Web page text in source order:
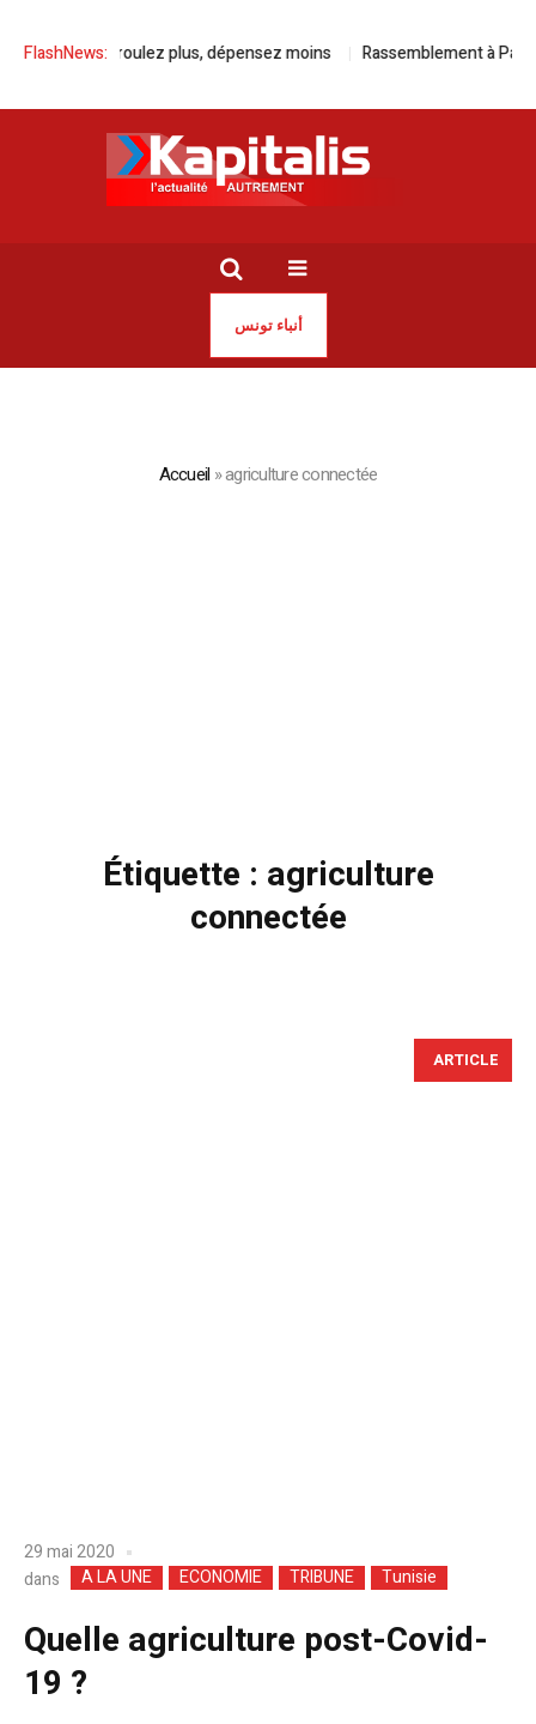
FlashNews:
Avec Kia, roulez plus, dépensez moins Rassemblement à Paris
أنباء تونس
Accueil »agriculture connectée
Étiquette : agriculture
connectée
ARTICLE
29 mai 2020
dans
A LA UNE ECONOMIE TRIBUNE Tunisie
Quelle agriculture post-Covid-
19 ?